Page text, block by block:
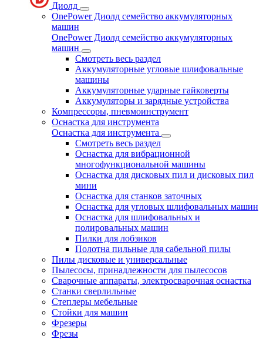
Диолд
OnePower Диолд семейство аккумуляторных
машин
OnePower Диолд семейство аккумуляторных
машин
Смотреть весь раздел
Аккумуляторные угловые шлифовальные
машины
Аккумуляторные ударные гайковерты
Аккумуляторы и зарядные устройства
Компрессоры, пневмоинструмент
Оснастка для инструмента
Оснастка для инструмента
Смотреть весь раздел
Оснастка для вибрационной
многофункциональной машины
Оснастка для дисковых пил и дисковых пил
мини
Оснастка для станков заточных
Оснастка для угловых шлифовальных машин
Оснастка для шлифовальных и
полировальных машин
Пилки для лобзиков
Полотна пильные для сабельной пилы
Пилы дисковые и универсальные
Пылесосы, принадлежности для пылесосов
Сварочные аппараты, электросварочная оснастка
Станки сверлильные
Степлеры мебельные
Стойки для машин
Фрезеры
Фрезы